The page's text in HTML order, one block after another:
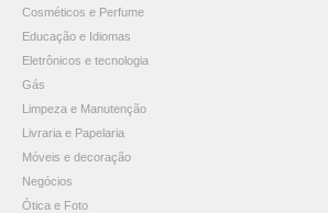
Cosméticos e Perfume
Educação e Idiomas
Eletrônicos e tecnologia
Gás
Limpeza e Manutenção
Livraria e Papelaria
Móveis e decoração
Negócios
Ótica e Foto